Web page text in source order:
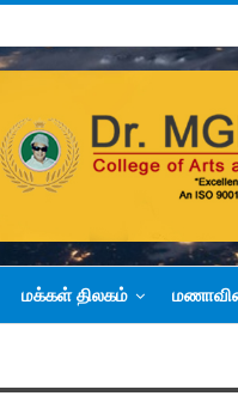
மக்கள் திலகம்